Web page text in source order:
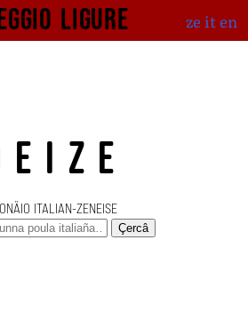
ligure ze iten
ITALIAN-ZENEISE
Çercâ